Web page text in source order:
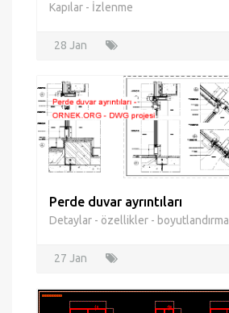
Kapılar - İzlenme
28 Jan
Perde duvar ayrıntıları
Detaylar - özellikler - boyutlandırma
27 Jan